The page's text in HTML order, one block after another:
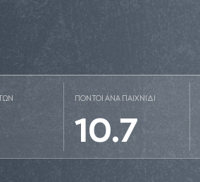
ΠΟΝΤΟΙ ΑΝΑ ΠΑΙΧΝΙΔΙ
10.7